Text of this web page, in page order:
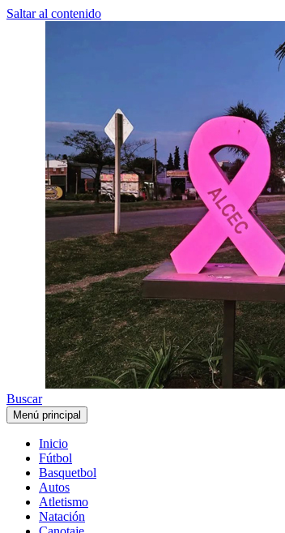
Saltar al contenido
Buscar
Menú principal
Inicio
Fútbol
Basquetbol
Autos
Atletismo
Natación